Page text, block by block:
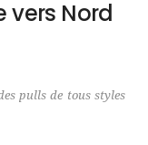
vers Nord
pulls de tous styles